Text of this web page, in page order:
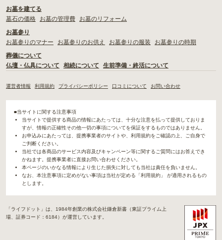
お墓を建てる
墓石の価格
お墓の管理費
お墓のリフォーム
お墓参り
お墓参りのマナー
お墓参りのお供え お墓参りの服装
お墓参りの時期
葬儀について
仏壇・仏具について
相続について 生前準備・終活について
運営者情報 利用規約 プライバシーポリシー 口コミについて お問い合わせ
■当サイトに関する注意事項
当サイトで提供する商品の情報にあたっては、十分な注意を払って提供しておりま
すが、情報の正確性その他一切の事項についてを保証をするものではありません。
お申込みにあたっては、提携事業者のサイトや、利用規約をご確認の上、ご自身で
ご判断ください。
当社では各商品のサービス内容及びキャンペーン等に関するご質問にはお答えでき
かねます。提携事業者に直接お問い合わせください。
本ページのいかなる情報により生じた損失に対しても当社は責任を負いません。
なお、本注意事項に定めがない事項は当社が定める「利用規約」 が適用されるもの
とします。
「ライフドット」は、1984年創業の株式会社鎌倉新書（東証プライム上
場、証券コード：6184）が運営しています。